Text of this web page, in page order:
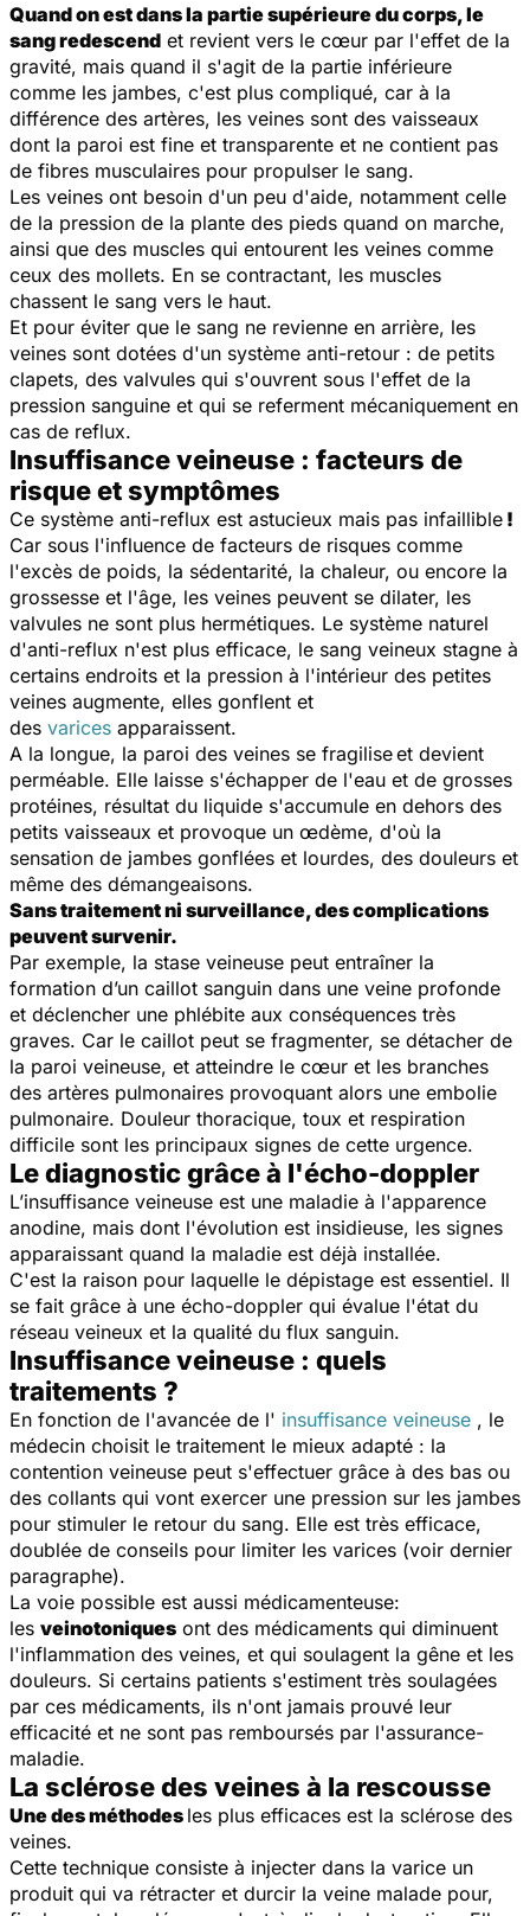
Quand on est dans la partie supérieure du corps, le
sang redescend et revient vers le cœur par l'effet de la
gravité, mais quand il s'agit de la partie inférieure
comme les jambes, c'est plus compliqué, car à la
différence des artères, les veines sont des vaisseaux
dont la paroi est fine et transparente et ne contient pas
de fibres musculaires pour propulser le sang.
Les veines ont besoin d'un peu d'aide, notamment celle
de la pression de la plante des pieds quand on marche,
ainsi que des muscles qui entourent les veines comme
ceux des mollets. En se contractant, les muscles
chassent le sang vers le haut.
Et pour éviter que le sang ne revienne en arrière, les
veines sont dotées d'un système anti-retour : de petits
clapets, des valvules qui s'ouvrent sous l'effet de la
pression sanguine et qui se referment mécaniquement en
cas de reflux.
Insuffisance veineuse : facteurs de
risque et symptômes
Ce système anti-reflux est astucieux mais pas infaillible !
Car sous l'influence de facteurs de risques comme
l'excès de poids, la sédentarité, la chaleur, ou encore la
grossesse et l'âge, les veines peuvent se dilater, les
valvules ne sont plus hermétiques. Le système naturel
d'anti-reflux n'est plus efficace, le sang veineux stagne à
certains endroits et la pression à l'intérieur des petites
veines augmente, elles gonflent et
des varices apparaissent.
A la longue, la paroi des veines se fragiliseet devient
perméable. Elle laisse s'échapper de l'eau et de grosses
protéines, résultat du liquide s'accumule en dehors des
petits vaisseaux et provoque un œdème, d'où la
sensation de jambes gonflées et lourdes, des douleurs et
même des démangeaisons.
Sans traitement ni surveillance, des complications
peuvent survenir.
Par exemple, la stase veineuse peut entraîner la
formation d’un caillot sanguin dans une veine profonde
et déclencher une phlébite aux conséquences très
graves. Car le caillot peut se fragmenter, se détacher de
la paroi veineuse, et atteindre le cœur et les branches
des artères pulmonaires provoquant alors une embolie
pulmonaire. Douleur thoracique, toux et respiration
difficile sont les principaux signes de cette urgence.
Le diagnostic grâce à l'écho-doppler
L’insuffisance veineuse est une maladie à l'apparence
anodine, mais dont l'évolution est insidieuse, les signes
apparaissant quand la maladie est déjà installée.
C'est la raison pour laquelle le dépistage est essentiel. Il
se fait grâce à une écho-doppler qui évalue l'état du
réseau veineux et la qualité du flux sanguin.
Insuffisance veineuse : quels
traitements ?
En fonction de l'avancée de l' insuffisance veineuse , le
médecin choisit le traitement le mieux adapté : la
contention veineuse peut s'effectuer grâce à des bas ou
des collants qui vont exercer une pression sur les jambes
pour stimuler le retour du sang. Elle est très efficace,
doublée de conseils pour limiter les varices (voir dernier
paragraphe).
La voie possible est aussi médicamenteuse:
les veinotoniques ont des médicaments qui diminuent
l'inflammation des veines, et qui soulagent la gêne et les
douleurs. Si certains patients s'estiment très soulagées
par ces médicaments, ils n'ont jamais prouvé leur
efficacité et ne sont pas remboursés par l'assurance-
maladie.
La sclérose des veines à la rescousse
Une des méthodes les plus efficaces est la sclérose des
veines.
Cette technique consiste à injecter dans la varice un
produit qui va rétracter et durcir la veine malade pour,